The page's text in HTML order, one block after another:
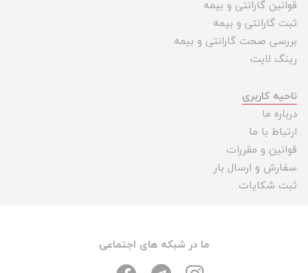
قوانین گارانتی و بیمه
ثبت گارانتی و بیمه
بررسی صحت گارانتی و بیمه
رینگ لایت
ناحیه کاربری
درباره ما
ارتباط با ما
قوانین و مقررات
سفارش و ارسال بار
ثبت شکایات
ما در شبکه های اجتماعی